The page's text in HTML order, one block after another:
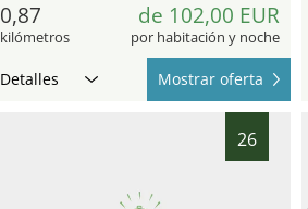
0,87
kilómetros
de 102,00 EUR
por habitación y noche
Detalles Mostrar oferta
26